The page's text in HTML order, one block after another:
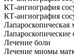
КТ-ангиография
КТ-ангиография
Лапароскопическая
Лапароскопические
Лечение боли
Лечение миомы